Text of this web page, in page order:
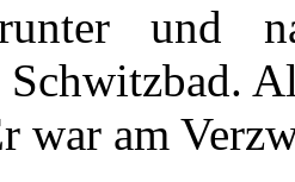
und
Schwitzbad.
war am